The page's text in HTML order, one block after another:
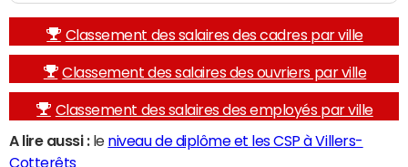
Classement des salaires des cadres par ville
Classement des salaires des ouvriers par ville
Classement des salaires des employés par ville
A lire aussi :le niveau de diplôme et les CSP à Villers-
Cotterêts